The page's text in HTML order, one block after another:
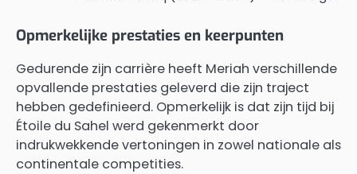
Opmerkelijke prestaties en keerpunten
Gedurende zijn carrière heeft Meriah verschillende
opvallende prestaties geleverd die zijn traject
hebben gedefinieerd. Opmerkelijk is dat zijn tijd bij
Étoile du Sahel werd gekenmerkt door
indrukwekkende vertoningen in zowel nationale als
continentale competities.